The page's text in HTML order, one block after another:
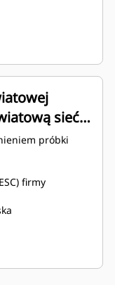
sieć
próbki
firmy